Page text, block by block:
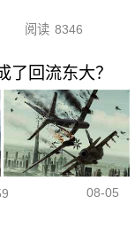
阅读 8346
回流东大？
08-05